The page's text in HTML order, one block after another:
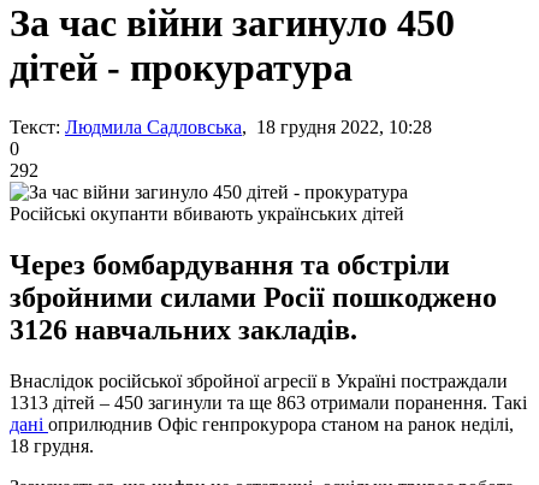
За час війни загинуло 450
дітей - прокуратура
Текст: Людмила Садловська, 18 грудня 2022, 10:28
0
292
Російські окупанти вбивають українських дітей
Через бомбардування та обстріли
збройними силами Росії пошкоджено
3126 навчальних закладів.
Внаслідок російської збройної агресії в Україні постраждали
1313 дітей – 450 загинули та ще 863 отримали поранення. Такі
дані оприлюднив Офіс генпрокурора станом на ранок неділі,
18 грудня.